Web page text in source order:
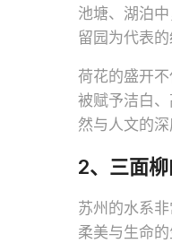
池塘、湖泊
留园为代表
荷花的盛开
被赋予洁白
然与人文的深
2、三面
苏州的水系
柔美与生命